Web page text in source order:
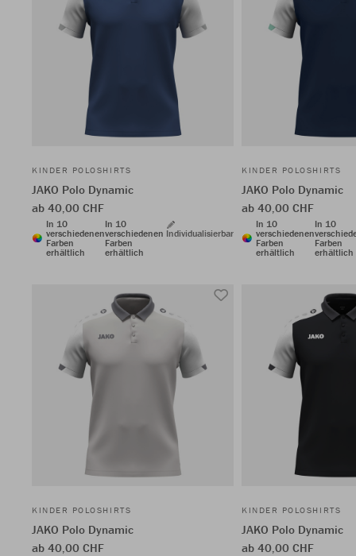
KINDER POLOSHIRTS
JAKO Polo Dynamic
ab 40,00 CHF
In 10
verschiedenen
Farben
erhältlich
In 10
verschiedenen
Farben
erhältlich
Individualisierbar
KINDER POLOSHIRTS
JAKO Polo Dynamic
ab 40,00 CHF
In 10
verschiedenen
Farben
erhältlich
In 10
Farben
erhältlich
KINDER POLOSHIRTS
JAKO Polo Dynamic
ab 40,00 CHF
KINDER POLOSHIRTS
JAKO Polo Dynamic
ab 40,00 CHF